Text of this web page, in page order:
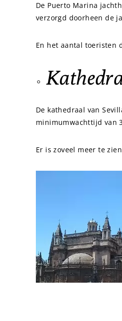
De Puerto Marina
verzorgd doorheen de
En het aantal toeristen
De kathedraal van
minimumwachttijd van
Er is zoveel meer te